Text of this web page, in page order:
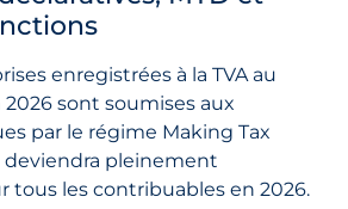
enregistrées à la TVA au
sont soumises aux
par le régime Making Tax
deviendra pleinement
tous les contribuables en 2026.